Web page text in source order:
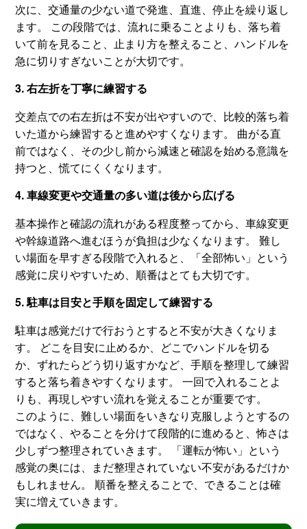
次に、交通量の少ない道で発進、直進、停止を繰り返し
ます。 この段階では、流れに乗ることよりも、落ち着
いて前を見ること、止まり方を整えること、ハンドルを
急に切りすぎないことが大切です。
3. 右左折を丁寧に練習する
交差点での右左折は不安が出やすいので、比較的落ち着
いた道から練習すると進めやすくなります。 曲がる直
前ではなく、その少し前から減速と確認を始める意識を
持つと、慌てにくくなります。
4. 車線変更や交通量の多い道は後から広げる
基本操作と確認の流れがある程度整ってから、車線変更
や幹線道路へ進むほうが負担は少なくなります。 難し
い場面を早すぎる段階で入れると、「全部怖い」という
感覚に戻りやすいため、順番はとても大切です。
5. 駐車は目安と手順を固定して練習する
駐車は感覚だけで行おうとすると不安が大きくなりま
す。 どこを目安に止めるか、どこでハンドルを切る
か、ずれたらどう切り返すかなど、手順を整理して練習
すると落ち着きやすくなります。 一回で入れることよ
りも、再現しやすい流れを覚えることが重要です。
このように、難しい場面をいきなり克服しようとするの
ではなく、やることを分けて段階的に進めると、怖さは
少しずつ整理されていきます。 「運転が怖い」という
感覚の奥には、まだ整理されていない不安があるだけか
もしれません。 順番を整えることで、できることは確
実に増えていきます。